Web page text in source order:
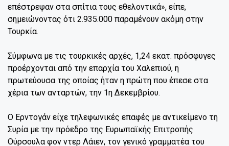
επέστρεψαν στα σπίτια τους εθελοντικά», είπε,
σημειώνοντας ότι 2.935.000 παραμένουν ακόμη στην
Τουρκία.
Σύμφωνα με τις τουρκικές αρχές, 1,24 εκατ. πρόσφυγες
προέρχονται από την επαρχία του Χαλεπιού, η
πρωτεύουσα της οποίας ήταν η πρώτη που έπεσε στα
χέρια των ανταρτών, την 1η Δεκεμβρίου.
Ο Ερντογάν είχε τηλεφωνικές επαφές με αντικείμενο τη
Συρία με την πρόεδρο της Ευρωπαϊκής Επιτροπής
Ούρσουλα φον ντερ Λάιεν, τον γενικό γραμματέα του